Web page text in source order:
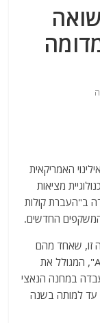
האמריקאית
מציאות
ב"העברת קולות
המשקפים החדשים.
זו, שאחד מהם
נקרא "הבטחה מקיימים" – "A PROMISE KEPT", המגולל את
במחנה הנאצי
עד למותה בשנה